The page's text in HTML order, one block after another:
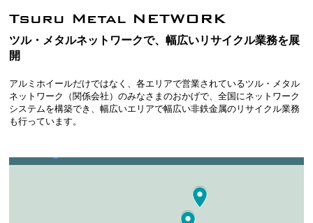
Tsuru Metal NETWORK
ツル・メタルネットワークで、幅広いリサイクル業務を展
開
アルミホイールだけではなく、各エリアで営業されているツル・メタル
ネットワーク（関係会社）のみなさまのおかげで、全国にネットワーク
システムを構築でき、幅広いエリアで幅広い非鉄金属のリサイクル業務
も行っています。